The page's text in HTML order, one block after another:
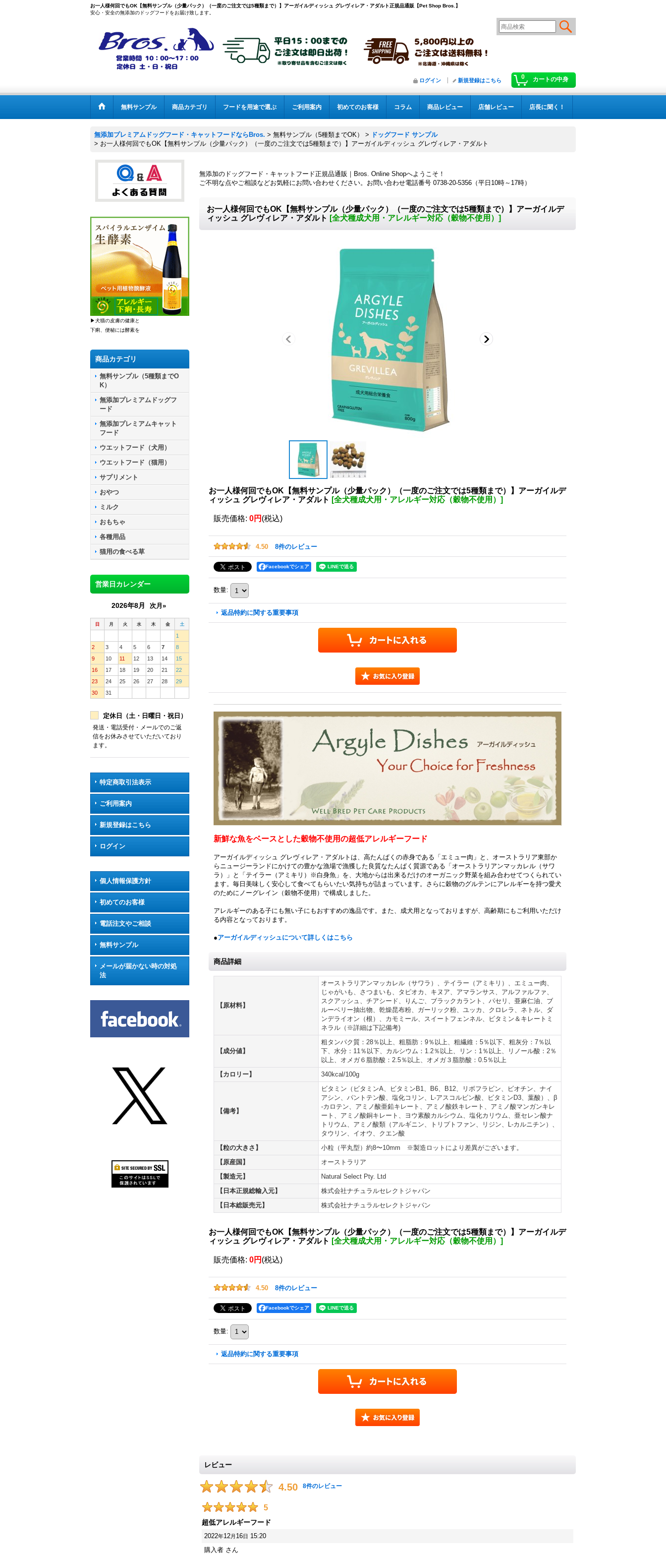
お一人様何回でもOK【無料サンプル（少量パック）（一度のご注文では5種類まで）】アーガイルディッシュ グレヴィレア・アダルト正規品通販【Pet Shop Bros.】
安心・安全の無添加のドッグフードをお届け致します。
0 カートの中身
ログイン 新規登録はこちら
無料サンプル 商品カテゴリ フードを用途で選ぶ ご利用案内 初めてのお客様 コラム 商品レビュー 店舗レビュー 店長に聞く！
無添加プレミアムドッグフード・キャットフードならBros. > 無料サンプル（5種類までOK） >
ドッグフード サンプル
> お一人様何回でもOK【無料サンプル（少量パック）（一度のご注文では5種類まで）】アーガイルディッシュ グレヴィレア・アダルト
▶犬猫の皮膚の健康と
下痢、便秘には酵素を
商品カテゴリ
無料サンプル（5種類までO
K）
無添加プレミアムドッグフ
ード
無添加プレミアムキャット
フード
ウエットフード（犬用）
ウエットフード（猫用）
サプリメント
おやつ
ミルク
おもちゃ
各種用品
猫用の食べる草
営業日カレンダー
2026年8月 次月»
日 月 火 水 木 金 土
1
2
3 4 5 6 7
8
9
10 11 12 13 14
15
16
17 18 19 20 21
22
23
24 25 26 27 28
29
30
31
定休日（土・日曜日・祝日）
発送・電話受付・メールでのご返
信をお休みさせていただいており
ます。
特定商取引法表示
ご利用案内
新規登録はこちら
ログイン
個人情報保護方針
初めてのお客様
電話注文やご相談
無料サンプル
メールが届かない時の対処
法
無添加のドッグフード・キャットフード正規品通販｜Bros. Online Shopへようこそ！
ご不明な点やご相談などお気軽にお問い合わせください。お問い合わせ電話番号 0738-20-5356（平日10時～17時）
お一人様何回でもOK【無料サンプル（少量パック）（一度のご注文では5種類まで）】アーガイルデ
ィッシュ グレヴィレア・アダルト [全犬種成犬用・アレルギー対応（穀物不使用） ]
お一人様何回でもOK【無料サンプル（少量パック）（一度のご注文では5種類まで）】アーガイルデ
ィッシュ グレヴィレア・アダルト [全犬種成犬用・アレルギー対応（穀物不使用） ]
販売価格: 0円 (税込)
4.50 8件のレビュー
Facebookでシェア
数量:
返品特約に関する重要事項
新鮮な魚をベースとした穀物不使用の超低アレルギーフード
アーガイルディッシュ グレヴィレア・アダルトは、高たんぱくの赤身である「エミュー肉」と、オーストラリア東部か
らニュージーランドにかけての豊かな漁場で漁獲した良質なたんぱく質源である「オーストラリアンマッカレル（サワ
ラ）」と「テイラー（アミキリ）※白身魚」を、大地からは出来るだけのオーガニック野菜を組み合わせてつくられてい
ます。毎日美味しく安心して食べてもらいたい気持ちが詰まっています。さらに穀物のグルテンにアレルギーを持つ愛犬
のためにノーグレイン（穀物不使用）で構成しました。
アレルギーのある子にも無い子にもおすすめの逸品です。また、成犬用となっておりますが、高齢期にもご利用いただけ
る内容となっております。
●アーガイルディッシュについて詳しくはこちら
商品詳細
【原材料】
オーストラリアンマッカレル（サワラ）、テイラー（アミキリ）、エミュー肉、
じゃがいも、さつまいも、タピオカ、キヌア、アマランサス、アルファルファ、
スクアッシュ、チアシード、りんご、ブラックカラント、パセリ、亜麻仁油、ブ
ルーベリー抽出物、乾燥昆布粉、ガーリック粉、ユッカ、クロレラ、ネトル、ダ
ンデライオン（根）、カモミール、スイートフェンネル、ビタミン＆キレートミ
ネラル（※詳細は下記備考)
【成分値】
粗タンパク質：28％以上、粗脂肪：9％以上、粗繊維：5％以下、粗灰分：7％以
下、水分：11％以下、カルシウム：1.2％以上、リン：1％以上、リノール酸：2％
以上、オメガ６脂肪酸：2.5％以上、オメガ３脂肪酸：0.5％以上
【カロリー】
340kcal/100g
【備考】
ビタミン（ビタミンA、ビタミンB1、B6、B12、リボフラビン、ビオチン、ナイ
アシン、パントテン酸、塩化コリン、L-アスコルビン酸、ビタミンD3、葉酸）、β
-カロテン、アミノ酸亜鉛キレート、アミノ酸鉄キレート、アミノ酸マンガンキレ
ート、アミノ酸銅キレート、ヨウ素酸カルシウム、塩化カリウム、亜セレン酸ナ
トリウム、アミノ酸類（アルギニン、トリプトファン、リジン、L-カルニチン）、
タウリン、イオウ、クエン酸
【粒の大きさ】
小粒（平丸型）約8〜10mm ※製造ロットにより差異がございます。
【原産国】
オーストラリア
【製造元】
Natural Select Pty. Ltd
【日本正規総輸入元】
株式会社ナチュラルセレクトジャパン
【日本総販売元】
株式会社ナチュラルセレクトジャパン
お一人様何回でもOK【無料サンプル（少量パック）（一度のご注文では5種類まで）】アーガイルデ
ィッシュ グレヴィレア・アダルト [全犬種成犬用・アレルギー対応（穀物不使用） ]
販売価格: 0円 (税込)
4.50 8件のレビュー
Facebookでシェア
数量:
返品特約に関する重要事項
レビュー
4.50 8件のレビュー
5
超低アレルギーフード
2022年12月 16日 15:20
購入者 さん